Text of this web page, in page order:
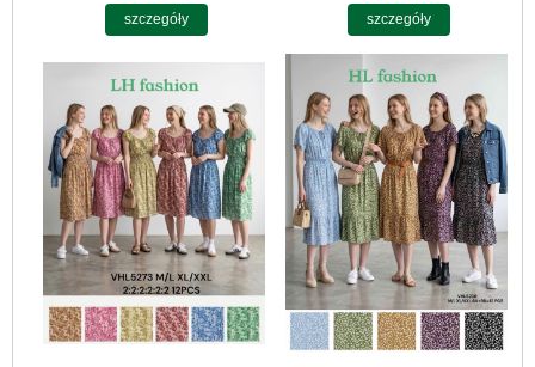
szczegóły szczegóły